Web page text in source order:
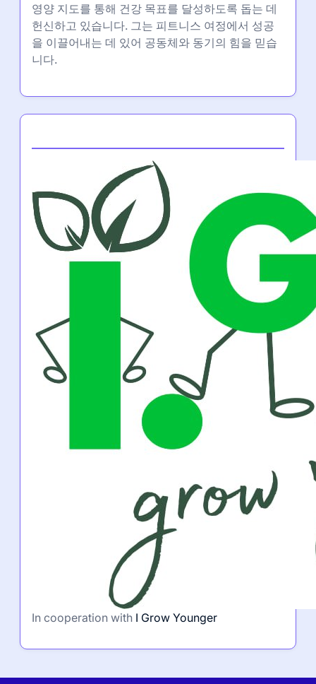
영양 지도를 통해 건강 목표를 달성하도록 돕는 데
헌신하고 있습니다. 그는 피트니스 여정에서 성공
을 이끌어내는 데 있어 공동체와 동기의 힘을 믿습
니다.
In cooperation with I Grow Younger